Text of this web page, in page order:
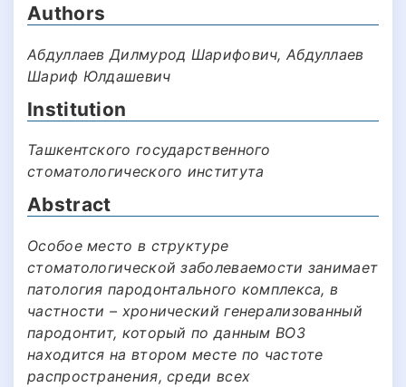
Authors
Абдуллаев Дилмурод Шарифович, Абдуллаев
Шариф Юлдашевич
Institution
Ташкентского государственного
стоматологического института
Abstract
Особое место в структуре
стоматологической заболеваемости занимает
патология пародонтального комплекса, в
частности – хронический генерализованный
пародонтит, который по данным ВОЗ
находится на втором месте по частоте
распространения, среди всех